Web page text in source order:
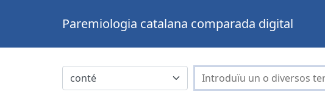
Paremiologia catalana comparada digital